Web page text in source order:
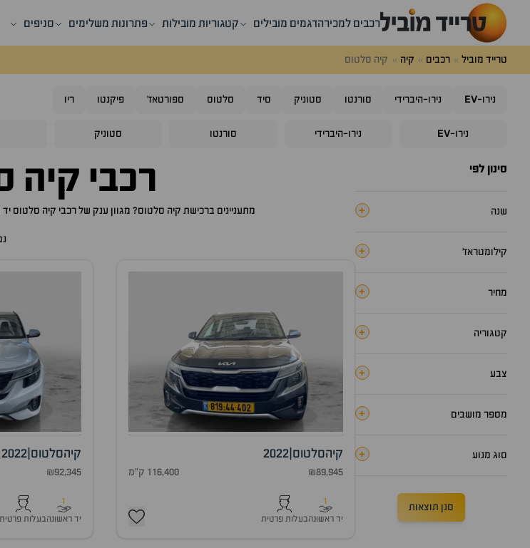
רכבים למכירהדגמים מובילים קטגוריות מובילות פתרונות משלימים סניפים
טרייד מוביל רכבים קיה קיה סלטוס
נירו-EV נירו-היברידי סורנטו סטוניק סיד סלטוס ספורטאז' פיקנטו ריו
נירו-EV נירו-היברידי סורנטו סטוניק
סינון לפי
שנה +
קילומטראז׳ +
מחיר +
קטגוריה +
צבע +
מספר מושבים +
סוג מנוע +
סנן תוצאות
רכבי קיה
מתעניינים ברכישת קיה סלטוס? מגוון ענק של רכבי קיה סלטוס יד שניה ו 0
קיהסלטוס |
2022
₪89,945 116,400 ק"מ
1
יד ראשונהבעלות פרטית
קיהסלטוס 2022
₪92,345
1
יד ראשונהבעלות פרטית